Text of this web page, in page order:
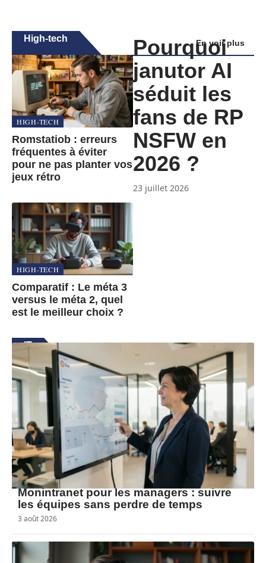
High-tech En voir plus
HIGH-TECH
Romstatiob : erreurs
fréquentes à éviter
pour ne pas planter vos
jeux rétro
HIGH-TECH
Comparatif : Le méta 3
versus le méta 2, quel
est le meilleur choix ?
Pourquoi
janutor AI
séduit les
fans de RP
NSFW en
2026 ?
23 juillet 2026
IT En voir plus
Monintranet pour les managers : suivre
les équipes sans perdre de temps
3 août 2026